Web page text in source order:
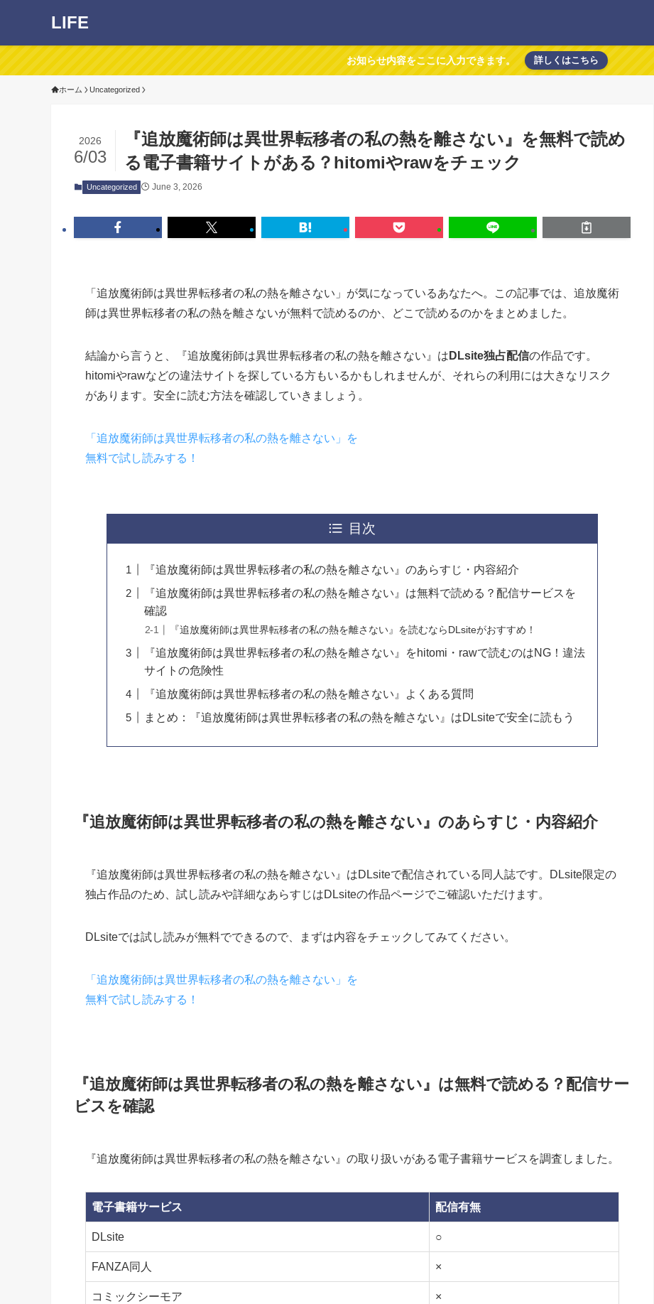
LIFE
お知らせ内容をここに入力できます。 詳しくはこちら
ホーム Uncategorized
『追放魔術師は異世界転移者の私の熱を離さない』を無料で読め
る電子書籍サイトがある？hitomiやrawをチェック
2026
6/03
Uncategorized June 3, 2026
「追放魔術師は異世界転移者の私の熱を離さない」が気になっているあなたへ。この記事では、追放魔術
師は異世界転移者の私の熱を離さないが無料で読めるのか、どこで読めるのかをまとめました。
結論から言うと、『追放魔術師は異世界転移者の私の熱を離さない』は DLsite独占配信の作品です。
hitomiやrawなどの違法サイトを探している方もいるかもしれませんが、それらの利用には大きなリスク
があります。安全に読む方法を確認していきましょう。
「追放魔術師は異世界転移者の私の熱を離さない」を
無料で試し読みする！
目次
『追放魔術師は異世界転移者の私の熱を離さない』のあらすじ・内容紹介
『追放魔術師は異世界転移者の私の熱を離さない』は無料で読める？配信サービスを
確認
『追放魔術師は異世界転移者の私の熱を離さない』を読むならDLsiteがおすすめ！
『追放魔術師は異世界転移者の私の熱を離さない』をhitomi・rawで読むのはNG！違法
サイトの危険性
『追放魔術師は異世界転移者の私の熱を離さない』よくある質問
まとめ：『追放魔術師は異世界転移者の私の熱を離さない』はDLsiteで安全に読もう
『追放魔術師は異世界転移者の私の熱を離さない』のあらすじ・内容紹介
『追放魔術師は異世界転移者の私の熱を離さない』はDLsiteで配信されている同人誌です。DLsite限定の
独占作品のため、試し読みや詳細なあらすじはDLsiteの作品ページでご確認いただけます。
DLsiteでは試し読みが無料でできるので、まずは内容をチェックしてみてください。
「追放魔術師は異世界転移者の私の熱を離さない」を
無料で試し読みする！
『追放魔術師は異世界転移者の私の熱を離さない』は無料で読める？配信サー
ビスを確認
『追放魔術師は異世界転移者の私の熱を離さない』の取り扱いがある電子書籍サービスを調査しました。
電子書籍サービス 配信有無
DLsite ○
FANZA同人 ×
コミックシーモア ×